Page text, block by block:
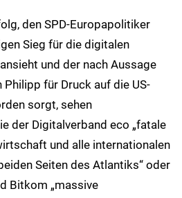
den SPD-Europapolitiker
Sieg für die digitalen
und der nach Aussage
für Druck auf die US-
sorgt, sehen
der Digitalverband eco „fatale
und alle internationalen
Seiten des Atlantiks“ oder
Bitkom „massive